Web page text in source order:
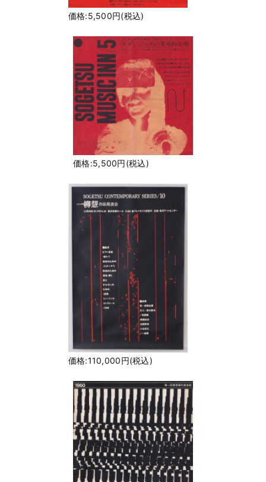
価格:5,500円(税込)
価格:5,500円(税込)
価格:110,000円(税込)